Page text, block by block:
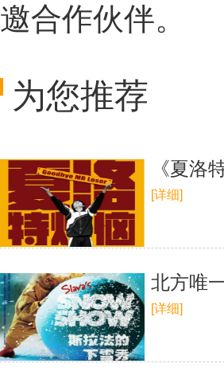
邀合作伙伴。
为您推荐
《夏洛
[详细]
北方唯
[详细]